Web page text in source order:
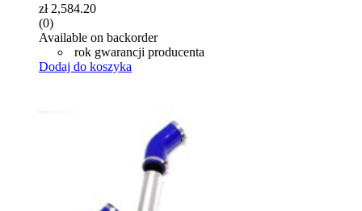
zł2,584.20
(0)
Available on backorder
rok gwarancji producenta
Dodaj do koszyka